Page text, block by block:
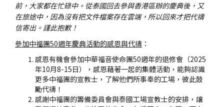
前，大家都在忙碌中。從泰國回去參與香港區辦的慶典後，又
在旅途中，因為沒有把文件檔案存在雲端，所以回來才把代禱
信寄出。謹此抱歉！
參加中福團50週年慶典活動的感恩與代禱 ：
感恩有機會參加中華福音使命團50週年的退修會（2025
年10月8-15日），感恩藉著一起的集體活動，能夠認識
更多中福團的宣教士，了解他們所事奉的工場，彼此鼓
勵代禱！
感謝中福團的籌備委員會與泰國工場宣教士的安排，讓